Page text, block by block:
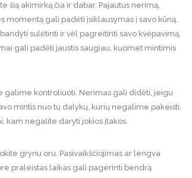
akimirką čia ir dabar. Pajautus nerimą,
momentą gali padėti įsiklausymas į savo kūną.
sulėtinti ir vėl pagreitinti savo kvėpavimą,
gali padėti jaustis saugiau, kuomet mintimis
galime kontroliuoti. Nerimas gali didėti, jeigu
mintis nuo tų dalykų, kurių negalime pakeisti,
kam negalite daryti jokios įtakos.
grynu oru. Pasivaikščiojimas ar lengva
praleistas laikas gali pagerinti bendrą